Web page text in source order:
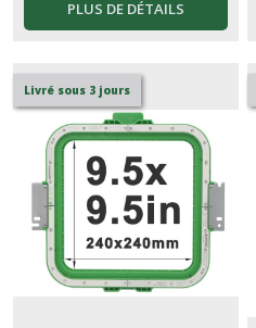
PLUS DE DÉTAILS
Livré sous 3 jours